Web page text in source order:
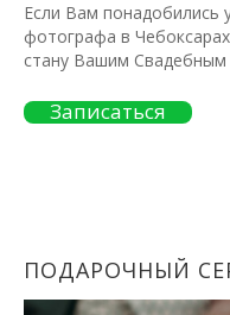
Если Вам понадобились
фотографа в
стану Вашим
Записаться
ПОДАРОЧНЫЙ